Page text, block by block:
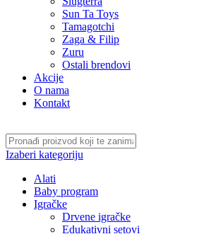
Sun Ta Toys
Tamagotchi
Zaga & Filip
Zuru
Ostali brendovi
Akcije
O nama
Kontakt
Izaberi kategoriju
Alati
Baby program
Igračke
Drvene igračke
Edukativni setovi